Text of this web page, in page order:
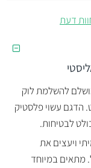
דעת
להשלמת לוק
הדגם עשוי פלסטיק
לבטיחות.
ויעצים את
מתאים במיוחד